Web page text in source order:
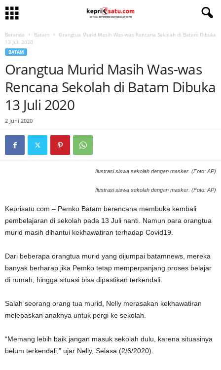
Beranda Batam
Orangtua Murid Masih Was-was Rencana Sekolah di Batam Dibuka
13 Juli 2020
BATAM
Orangtua Murid Masih Was-was
Rencana Sekolah di Batam Dibuka
13 Juli 2020
2 Juni 2020
Ilustrasi siswa sekolah dengan masker. (Foto: AP)
Ilustrasi siswa sekolah dengan masker. (Foto: AP)
Keprisatu.com – Pemko Batam berencana membuka kembali
pembelajaran di sekolah pada 13 Juli nanti. Namun para orangtua
murid masih dihantui kekhawatiran terhadap Covid19.
Dari beberapa orangtua murid yang dijumpai batamnews, mereka
banyak berharap jika Pemko tetap memperpanjang proses belajar
di rumah, hingga situasi bisa dipastikan terkendali.
Salah seorang orang tua murid, Nelly merasakan kekhawatiran
melepaskan anaknya untuk pergi ke sekolah.
“Memang lebih baik jangan masuk sekolah dulu, karena situasinya
belum terkendali,” ujar Nelly, Selasa (2/6/2020).